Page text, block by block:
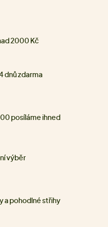
2000 Kč
dnů zdarma
posíláme ihned
výběr
a pohodlné střihy